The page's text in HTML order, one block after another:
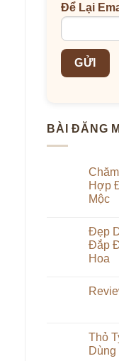
Để Lại
BÀI ĐĂNG
Hợp
Mộc
bình
luận
ở
Chăm
Tự
Nhiên:
Mặt
&
Uống
Đẹp
Đắp
Hoa
bình
Từ
Trong
Ra
luận
ở
Review
Thỏ